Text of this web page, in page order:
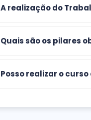
A realização do
Quais são os pilares
Posso realizar o